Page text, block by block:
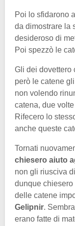
Poi lo sfidarono
da dimostrare la
desideroso di
Poi spezzò le
Gli dei dovettero
però le catene
non volendo
catena, due
Rifecero lo
anche queste
Tornati
chiesero aiuto
non gli riusciva
dunque
delle catene
Gelipnir.
erano fatte di